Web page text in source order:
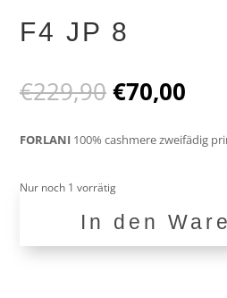
F4 JP 8
€229,90
Preis
war:
€229,90
€70,00
ist:
FORLANI 100% cashmere zweifädig
Nur noch 1 vorrätig
In den